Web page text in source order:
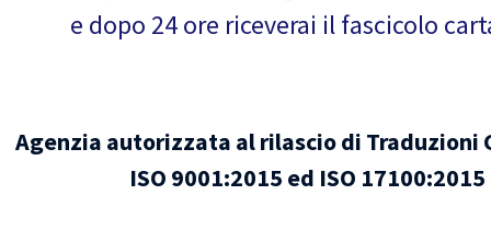
e dopo 24 ore riceverai il fascicolo
Agenzia autorizzata al rilascio di Traduzioni
ISO 9001:2015 ed ISO 17100:2015